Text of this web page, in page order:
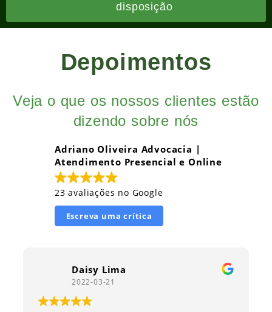
disposição
Depoimentos
Veja o que os nossos clientes estão
dizendo sobre nós
Adriano Oliveira Advocacia |
Atendimento Presencial e Online
23 avaliações no Google
Escreva uma crítica
Daisy Lima
2022-03-21